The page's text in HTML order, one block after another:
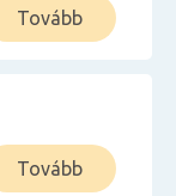
Tovább
Tovább